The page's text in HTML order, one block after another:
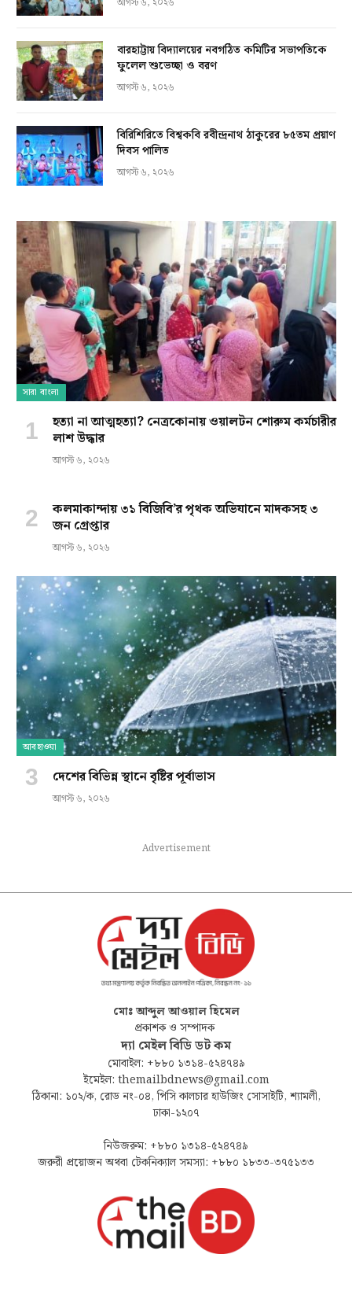
বারহাট্টায় বিদ্যালয়ের নবগঠিত কমিটির সভাপতিকে
ফুলেল শুভেচ্ছা ও বরণ
আগস্ট ৬, ২০২৬
বিরিশিরিতে বিশ্বকবি রবীন্দ্রনাথ ঠাকুরের ৮৫তম প্রয়াণ
দিবস পালিত
আগস্ট ৬, ২০২৬
সারা বাংলা
হত্যা না আত্মহত্যা? নেত্রকোনায় ওয়ালটন শোরুম কর্মচারীর
লাশ উদ্ধার
আগস্ট ৬, ২০২৬
কলমাকান্দায় ৩১ বিজিবি’র পৃথক অভিযানে মাদকসহ ৩
জন গ্রেপ্তার
আগস্ট ৬, ২০২৬
আবহাওয়া
দেশের বিভিন্ন স্থানে বৃষ্টির পূর্বাভাস
আগস্ট ৬, ২০২৬
Advertisement
মোঃ আব্দুল আওয়াল হিমেল
প্রকাশক ও সম্পাদক
দ্যা মেইল বিডি ডট কম
মোবাইল: +৮৮০ ১৩১৪-৫২৪৭৪৯
ইমেইল: themailbdnews@gmail.com
ঠিকানা: ১০২/ক, রোড নং-০৪, পিসি কালচার হাউজিং সোসাইটি, শ্যামলী,
ঢাকা-১২০৭
নিউজরুম: +৮৮০ ১৩১৪-৫২৪৭৪৯
জরুরী প্রয়োজন অথবা টেকনিক্যাল সমস্যা: +৮৮০ ১৮৩৩-৩৭৫১৩৩